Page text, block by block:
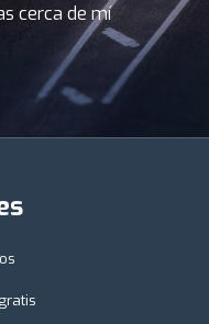
cerca de mí